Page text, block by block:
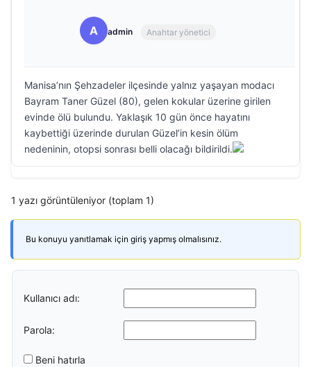
A admin Anahtar yönetici
Manisa’nın Şehzadeler ilçesinde yalnız yaşayan modacı
Bayram Taner Güzel (80), gelen kokular üzerine girilen
evinde ölü bulundu. Yaklaşık 10 gün önce hayatını
kaybettiği üzerinde durulan Güzel’in kesin ölüm
nedeninin, otopsi sonrası belli olacağı bildirildi.
1 yazı görüntüleniyor (toplam 1)
Bu konuyu yanıtlamak için giriş yapmış olmalısınız.
Kullanıcı adı:
Parola:
Beni hatırla